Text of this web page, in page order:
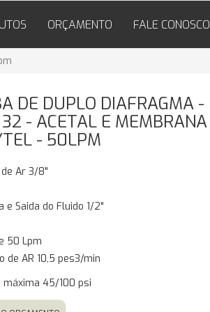
ORÇAMENTO FALE CONOSCO
DE DUPLO DIAFRAGMA -
- ACETAL E MEMBRANA
- 50LPM
Ar 3/8"
e Saida do Fluido 1/2"
50 Lpm
de AR 10,5 pes3/min
máxima 45/100 psi